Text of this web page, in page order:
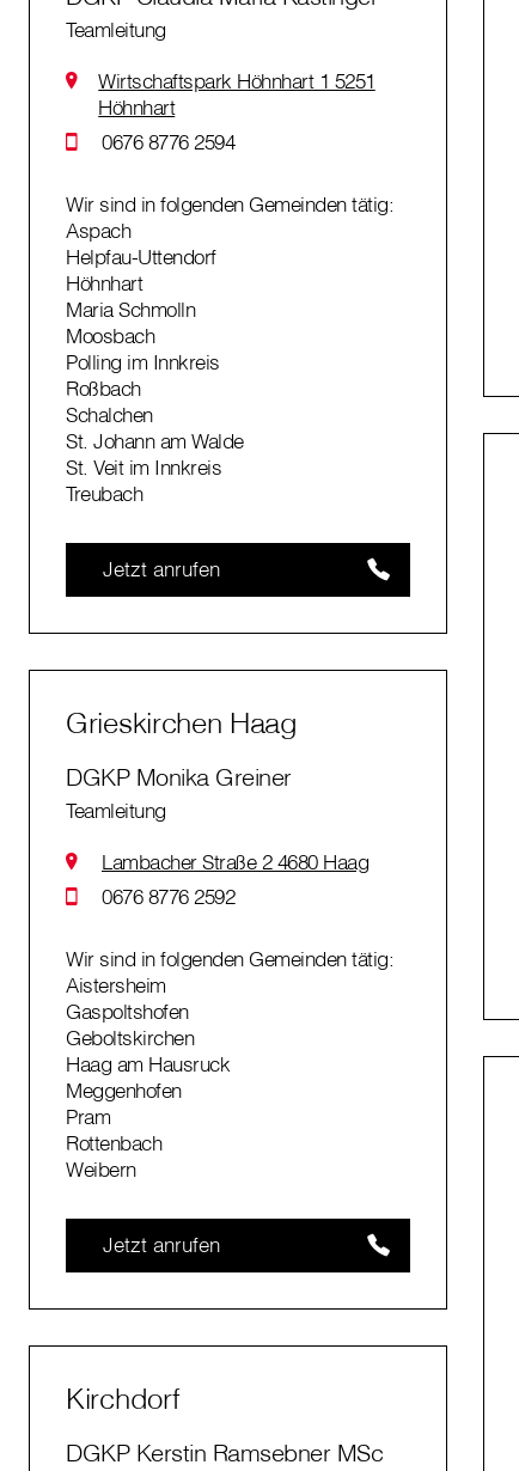
Teamleitung
Wirtschaftspark Höhnhart 1 5251
Höhnhart
0676 8776 2594
Wir sind in folgenden Gemeinden tätig:
Aspach
Helpfau-Uttendorf
Höhnhart
Maria Schmolln
Moosbach
Polling im Innkreis
Roßbach
Schalchen
St. Johann am Walde
St. Veit im Innkreis
Treubach
Jetzt anrufen
Grieskirchen Haag
DGKP Monika Greiner
Teamleitung
Lambacher Straße 2 4680 Haag
0676 8776 2592
Wir sind in folgenden Gemeinden tätig:
Aistersheim
Gaspoltshofen
Geboltskirchen
Haag am Hausruck
Meggenhofen
Pram
Rottenbach
Weibern
Jetzt anrufen
Kirchdorf
DGKP Kerstin Ramsebner MSc